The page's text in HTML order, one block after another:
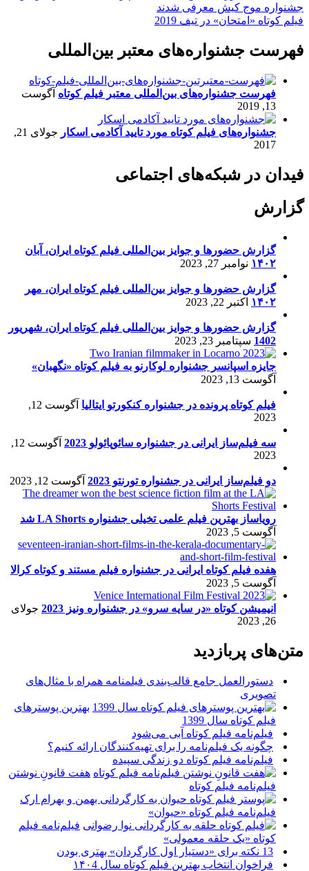
جشنواره موج کیش معرفی شدند
فیلم کوتاه «امتحان» در تیف 2019
فهرست جشنواره‌های معتبر بین‌المللی
فهرست جشنواره‌های بین‌المللی معتبر فیلم کوتاه آگوست
13, 2019
جشنواره‌های فیلم کوتاه مورد تایید آکادمی اسکار
جولای 21,
2017
فیدان در شبکه‌های اجتماعی
گزارش
گزارش حضورها و جوایز بین‌المللی فیلم کوتاه ایران، آبان
۱۴۰۲ نوامبر 27, 2023
گزارش حضورها و جوایز بین‌المللی فیلم کوتاه ایران، مهر
۱۴۰۲ اکتبر 22, 2023
گزارش حضورها و جوایز بین‌المللی فیلم کوتاه ایران، شهریور
1402 سپتامبر 23, 2023
جایزه اسپانسر جشنواره لوکارنو به فیلم کوتاه «نگهبان»
آگوست 13, 2023
فیلم کوتاه پرونده در جشنواره کنکورتو ایتالیا
آگوست 12,
2023
سه فیلم‌ساز ایرانی در جشنواره سائوپائولو 2023
آگوست 12,
2023
دو فیلم‌ساز ایرانی در جشنواره تورنتو 2023 آگوست 12, 2023
رویاساز بهترین فیلم علمی تخیلی جشنواره LA Shorts شد
آگوست 5, 2023
هفده فیلم کوتاه ایرانی در جشنواره فیلم مستند و کوتاه کرالا
آگوست 5, 2023
انیمیشن کوتاه «در سایه سرو» در جشنواره ونیز 2023
جولای
26, 2023
متن‌های پربازدید
دستورالعمل جامع قالب‌بندی فیلمنامه همراه با مثال‌های
تصویری
بهترین پوسترهای
فیلم کوتاه سال 1399
فیلم‌نامه فیلم کوتاه آبی می‌شود
چگونه یک فیلم‌نامه را برای تهیه‌کنندگان ارائه کنیم؟
فیلم‌نامه فیلم کوتاه دو زندگی سپیده
هفت قانونِ نوشتن
فیلم‌نامه فیلم کوتاه
فیلم‌نامه فیلم کوتاه «حیوان»
فیلم‌نامه فیلم
کوتاه «یک حلقه معمولی»
13 نکته برای «دستیار اول کارگردان» بهتری بودن
فراخوان انتخاب بهترین فیلم کوتاه سال ۱۴۰4